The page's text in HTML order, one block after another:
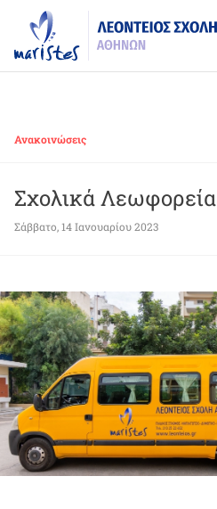
main
content
Ανακοινώσεις
Σχολικά Λεωφορεία
Σάββατο, 14 Ιανουαρίου 2023